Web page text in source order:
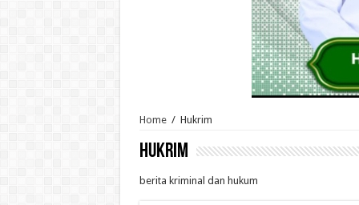
Home / Hukrim
Hukrim
berita kriminal dan hukum